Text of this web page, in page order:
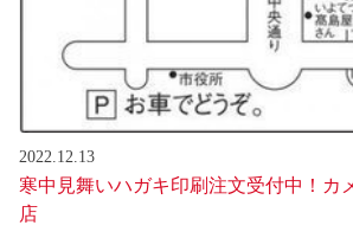
2022.12.13
寒中見舞いハガキ印刷注文受付中！カ
店